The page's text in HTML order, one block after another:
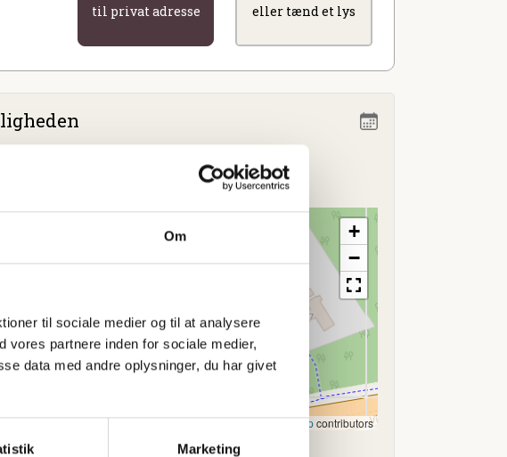
Om
til sociale medier og til at analysere
vores partnere inden for sociale medier,
data med andre oplysninger, du har givet
Marketing
til privat adresse
eller tænd et lys
+
−
Leaflet|©OpenStreetMapcontributors